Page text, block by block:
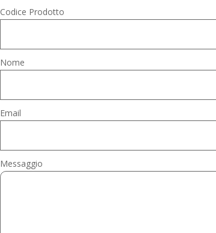
Codice Prodotto
Nome
Email
Messaggio